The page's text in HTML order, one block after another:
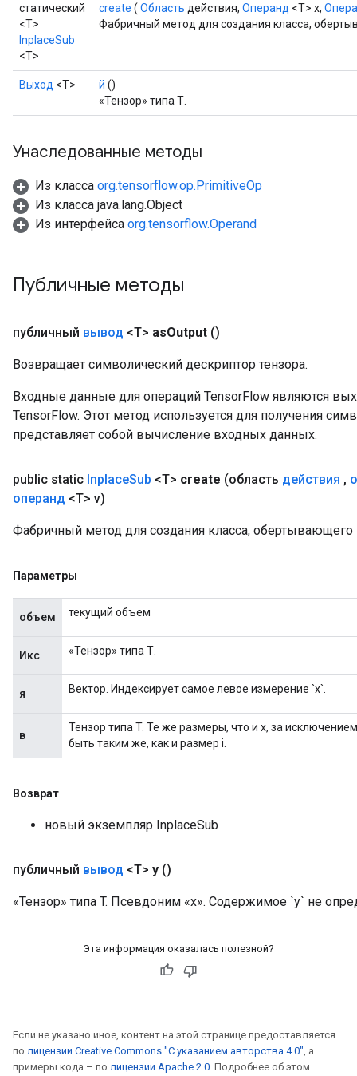
статический
<T>
InplaceSub
<T>
create ( Область действия, Операнд <T> x,
Фабричный метод для создания класса,
Выход <Т> й ()
«Тензор» типа Т.
Унаследованные методы
Из класса org.tensorflow.op.PrimitiveOp
Из класса java.lang.Object
Из интерфейса org.tensorflow.Operand
Публичные методы
публичный вывод <T> asOutput ()
Возвращает символический дескриптор тензора.
Входные данные для операций TensorFlow являются
TensorFlow. Этот метод используется для получения
представляет собой вычисление входных данных.
public static InplaceSub <T> create (область действия ,
операнд <T> v)
Фабричный метод для создания класса,
Параметры
объем текущий объем
Икс «Тензор» типа Т.
я Вектор. Индексирует самое левое измерение `x`.
в
Тензор типа T. Те же размеры, что и x, за
быть таким же, как и размер i.
Возврат
новый экземпляр InplaceSub
публичный вывод <T> y ()
«Тензор» типа T. Псевдоним «x». Содержимое `y` не
Эта информация оказалась полезной?
Если не указано иное, контент на этой странице предоставляется
по лицензии Creative Commons "С указанием авторства 4.0" , а
примеры кода – по лицензии Apache 2.0 . Подробнее об этом